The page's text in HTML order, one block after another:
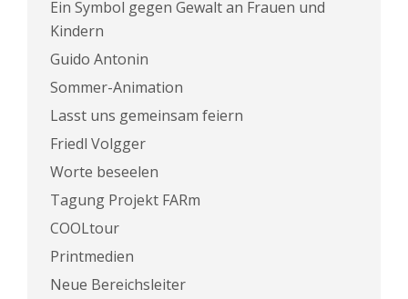
Ein Symbol gegen Gewalt an Frauen und
Kindern
Guido Antonin
Sommer-Animation
Lasst uns gemeinsam feiern
Friedl Volgger
Worte beseelen
Tagung Projekt FARm
COOLtour
Printmedien
Neue Bereichsleiter